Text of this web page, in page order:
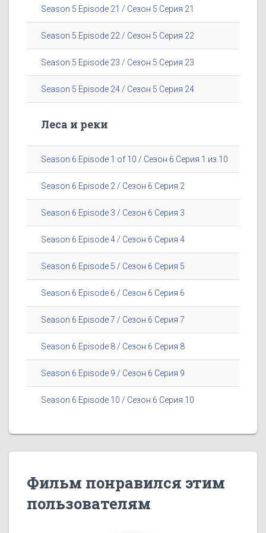
Season 5 Episode 21 / Сезон 5 Серия 21
Season 5 Episode 22 / Сезон 5 Серия 22
Season 5 Episode 23 / Сезон 5 Серия 23
Season 5 Episode 24 / Сезон 5 Серия 24
Леса и реки
Season 6 Episode 1 of 10 / Сезон 6 Серия 1 из 10
Season 6 Episode 2 / Сезон 6 Серия 2
Season 6 Episode 3 / Сезон 6 Серия 3
Season 6 Episode 4 / Сезон 6 Серия 4
Season 6 Episode 5 / Сезон 6 Серия 5
Season 6 Episode 6 / Сезон 6 Серия 6
Season 6 Episode 7 / Сезон 6 Серия 7
Season 6 Episode 8 / Сезон 6 Серия 8
Season 6 Episode 9 / Сезон 6 Серия 9
Season 6 Episode 10 / Сезон 6 Серия 10
Фильм понравился этим
пользователям